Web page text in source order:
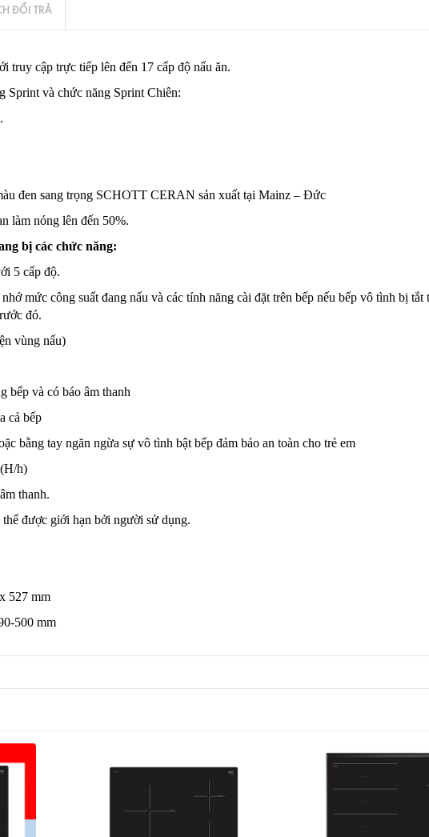
ĐỔI TRẢ
truy cập trực tiếp lên đến 17 cấp độ nấu ăn.
Sprint và chức năng Sprint Chiên:
đen sang trọng SCHOTT CERAN sản xuất tại Mainz – Đức
làm nóng lên đến 50%.
bị các chức năng:
5 cấp độ.
mức công suất đang nấu và các tính năng cài đặt trên bếp nếu bếp vô tình bị tắt
đó.
vùng nấu)
bếp và có báo âm thanh
cả bếp
bằng tay ngăn ngừa sự vô tình bật bếp đảm bảo an toàn cho trẻ em
h)
thanh.
được giới hạn bởi người sử dụng.
527 mm
500 mm